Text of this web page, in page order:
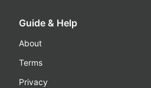
Guide & Help
About
Terms
Privacy